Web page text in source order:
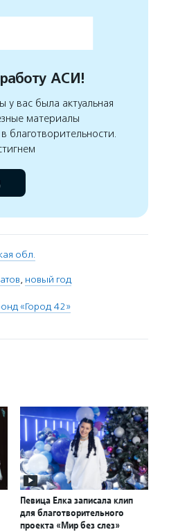
АСИ!
вас была актуальная
материалы
благотворительности.
обл.
, новый год
«Город 42»
Певица Елка записала клип
для благотворительного
проекта «Мир без слез»